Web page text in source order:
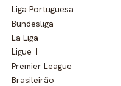
Liga Portuguesa
Bundesliga
La Liga
Ligue 1
Premier League
Brasileirão